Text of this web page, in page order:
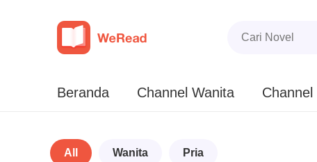
Beranda Channel Wanita Channel
All Wanita Pria